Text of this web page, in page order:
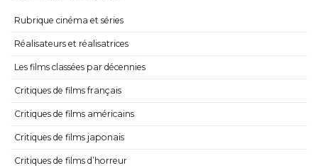
Rubrique cinéma et séries
Réalisateurs et réalisatrices
Les films classées par décennies
Critiques de films français
Critiques de films américains
Critiques de films japonais
Critiques de films d’horreur